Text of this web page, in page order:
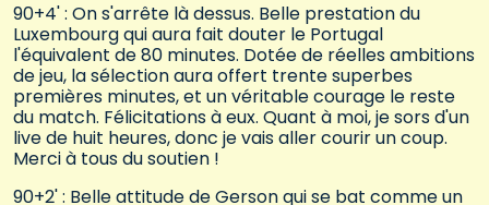
90+4' : On s'arrête là dessus. Belle prestation du
Luxembourg qui aura fait douter le Portugal
l'équivalent de 80 minutes. Dotée de réelles ambitions
de jeu, la sélection aura offert trente superbes
premières minutes, et un véritable courage le reste
du match. Félicitations à eux. Quant à moi, je sors d'un
live de huit heures, donc je vais aller courir un coup.
Merci à tous du soutien !
90+2' : Belle attitude de Gerson qui se bat comme un